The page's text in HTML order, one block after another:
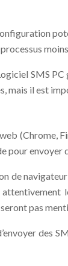
SMS PC
mais il est
(Chrome,
pour envoyer
de
pas
des